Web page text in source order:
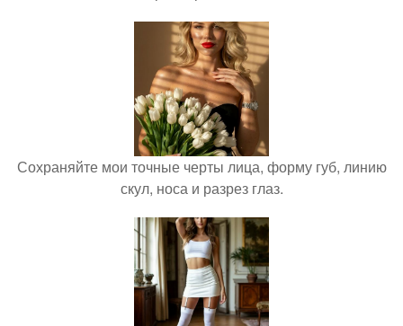
Сохраняйте мои точные черты лица, форму губ, линию
скул, носа и разрез глаз.